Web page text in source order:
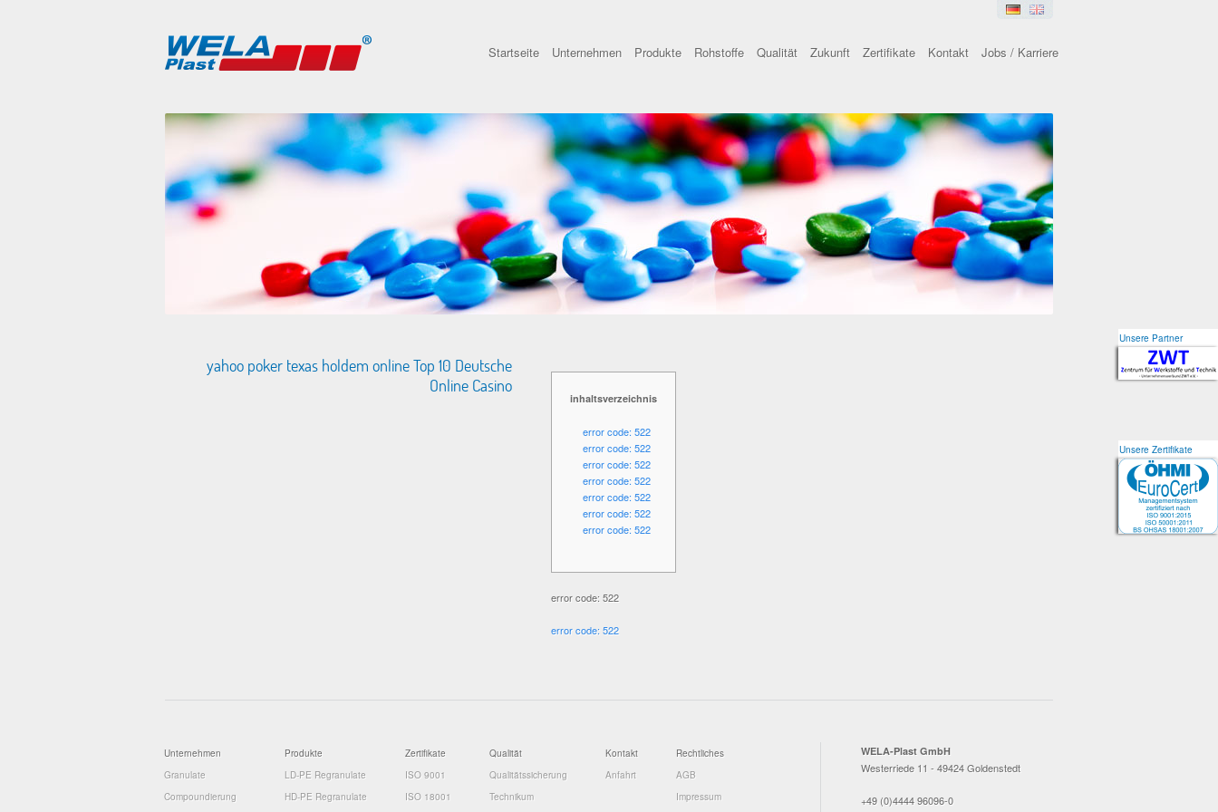
Startseite Unternehmen Produkte Rohstoffe Qualität Zukunft Zertifikate Kontakt Jobs / Karriere
yahoo poker texas holdem online Top 10 Deutsche
Online Casino
inhaltsverzeichnis
error code: 522
error code: 522
error code: 522
error code: 522
error code: 522
error code: 522
error code: 522
error code: 522
error code: 522
Unsere Partner
Unsere Zertifikate
Unsere Partner
Unsere Zertifikate
Unternehmen
Granulate
Compoundierung
Produkte
LD-PE Regranulate
HD-PE Regranulate
Zertifikate
ISO 9001
ISO 18001
Qualität
Qualitätssicherung
Technikum
Kontakt
Anfahrt
Rechtliches
AGB
Impressum
WELA-Plast GmbH
Westerriede 11 - 49424 Goldenstedt
+49 (0)4444 96096-0